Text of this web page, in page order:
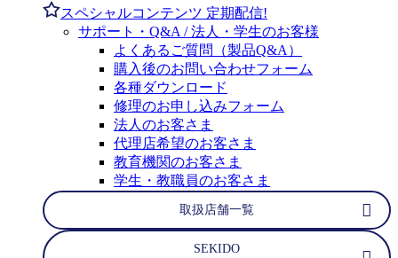
スペシャルコンテンツ 定期配信!
サポート・Q&A / 法人・学生のお客様
よくあるご質問（製品Q&A）
購入後のお問い合わせフォーム
各種ダウンロード
修理のお申し込みフォーム
法人のお客さま
代理店希望のお客さま
教育機関のお客さま
学生・教職員のお客さま
取扱店舗一覧
SEKIDO